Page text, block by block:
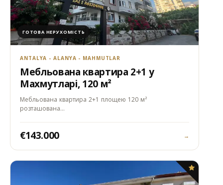
ГОТОВА НЕРУХОМІСТЬ
ANTALYA - ALANYA - MAHMUTLAR
Мебльована квартира 2+1 у
Махмутларі, 120 м²
Мебльована квартира 2+1 площею 120 м²
розташована…
€143.000 →